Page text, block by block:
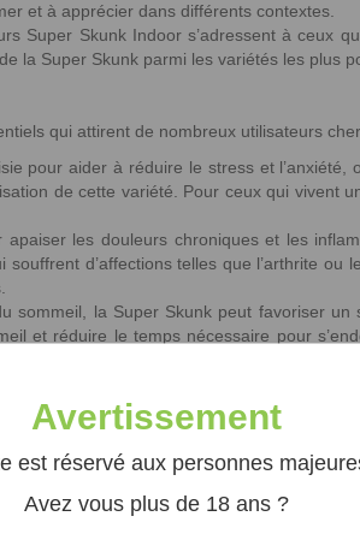
et à apprécier dans différents contextes.
Super Skunk Indoor s’adressent à ceux
la Super Skunk parmi les variétés les plus
qui attirent de nombreux utilisateurs
pour aider à réduire le stress et
de cette variété. Pour ceux qui vivent
les douleurs chroniques et les
d’affections telles que l’arthrite
sommeil, la Super Skunk peut favoriser
et réduire le temps nécessaire pour
leur sommeil.
laboratoire pour garantir sa pureté et
des produits sur lesquels vous pouvez
à la possibilité de produire des fleurs de
préservent la biodiversité et la santé des
de THC, offrant ainsi une
Avertissement
est réservé aux personnes
Avez vous plus de 18 ans ?